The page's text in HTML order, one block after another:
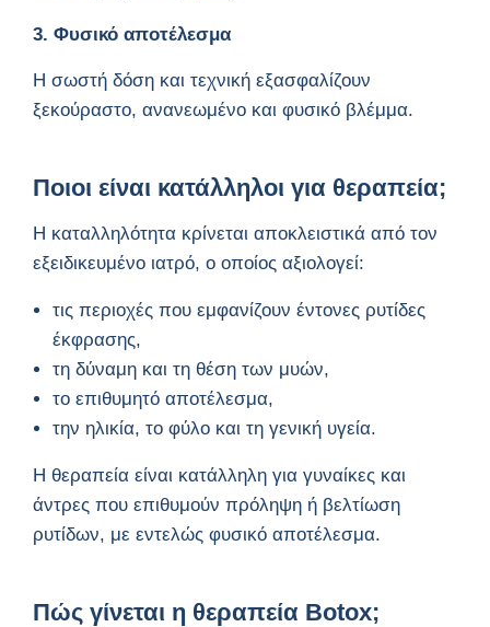
3. Φυσικό αποτέλεσμα
Η σωστή δόση και τεχνική εξασφαλίζουν
ξεκούραστο, ανανεωμένο και φυσικό βλέμμα.
Ποιοι είναι κατάλληλοι για θεραπεία;
Η καταλληλότητα κρίνεται αποκλειστικά από τον
εξειδικευμένο ιατρό, ο οποίος αξιολογεί:
τις περιοχές που εμφανίζουν έντονες ρυτίδες
έκφρασης,
τη δύναμη και τη θέση των μυών,
το επιθυμητό αποτέλεσμα,
την ηλικία, το φύλο και τη γενική υγεία.
Η θεραπεία είναι κατάλληλη για γυναίκες και
άντρες που επιθυμούν πρόληψη ή βελτίωση
ρυτίδων, με εντελώς φυσικό αποτέλεσμα.
Πώς γίνεται η θεραπεία Botox;